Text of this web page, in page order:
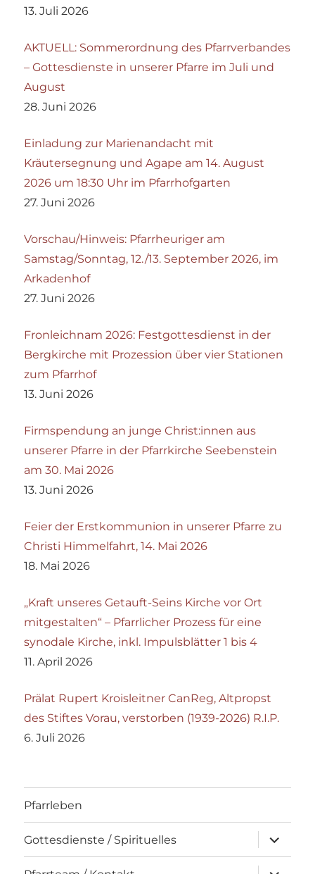
13. Juli 2026
AKTUELL: Sommerordnung des Pfarrverbandes
– Gottesdienste in unserer Pfarre im Juli und
August
28. Juni 2026
Einladung zur Marienandacht mit
Kräutersegnung und Agape am 14. August
2026 um 18:30 Uhr im Pfarrhofgarten
27. Juni 2026
Vorschau/Hinweis: Pfarrheuriger am
Samstag/Sonntag, 12./13. September 2026, im
Arkadenhof
27. Juni 2026
Fronleichnam 2026: Festgottesdienst in der
Bergkirche mit Prozession über vier Stationen
zum Pfarrhof
13. Juni 2026
Firmspendung an junge Christ:innen aus
unserer Pfarre in der Pfarrkirche Seebenstein
am 30. Mai 2026
13. Juni 2026
Feier der Erstkommunion in unserer Pfarre zu
Christi Himmelfahrt, 14. Mai 2026
18. Mai 2026
„Kraft unseres Getauft-Seins Kirche vor Ort
mitgestalten“ – Pfarrlicher Prozess für eine
synodale Kirche, inkl. Impulsblätter 1 bis 4
11. April 2026
Prälat Rupert Kroisleitner CanReg, Altpropst
des Stiftes Vorau, verstorben (1939-2026) R.I.P.
6. Juli 2026
Pfarrleben
Gottesdienste / Spirituelles
öffnen